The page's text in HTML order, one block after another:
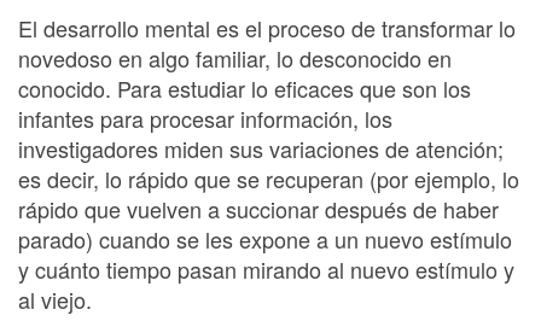
El desarrollo mental es el proceso de transformar lo
novedoso en algo familiar, lo desconocido en
conocido. Para estudiar lo eficaces que son los
infantes para procesar información, los
investigadores miden sus variaciones de atención;
es decir, lo rápido que se recuperan (por ejemplo, lo
rápido que vuelven a succionar después de haber
parado) cuando se les expone a un nuevo estímulo
y cuánto tiempo pasan mirando al nuevo estímulo y
al viejo.